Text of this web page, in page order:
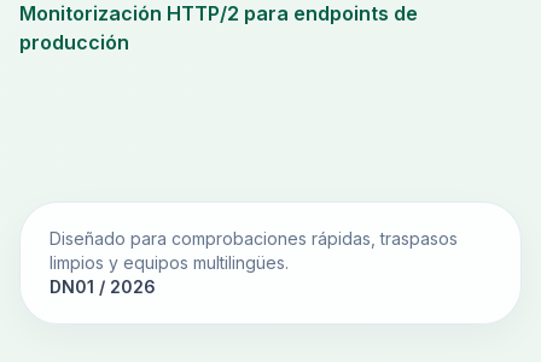
Monitorización HTTP/2 para endpoints de
producción
Diseñado para comprobaciones rápidas, traspasos
limpios y equipos multilingües.
DN01 / 2026